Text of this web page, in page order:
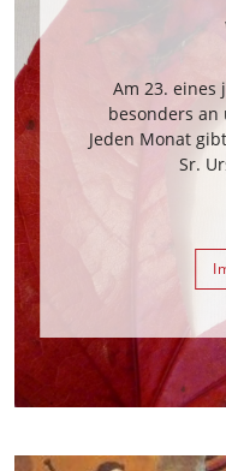
Am 23. eines
besonders
Jeden Monat
Sr.